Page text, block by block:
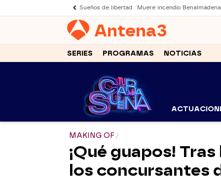
Sueños de libertad Muere incendio Benalmádena
Antena3
SERIES PROGRAMAS NOTICIAS
MAKING OF
¡Qué guapos!
los concursantes